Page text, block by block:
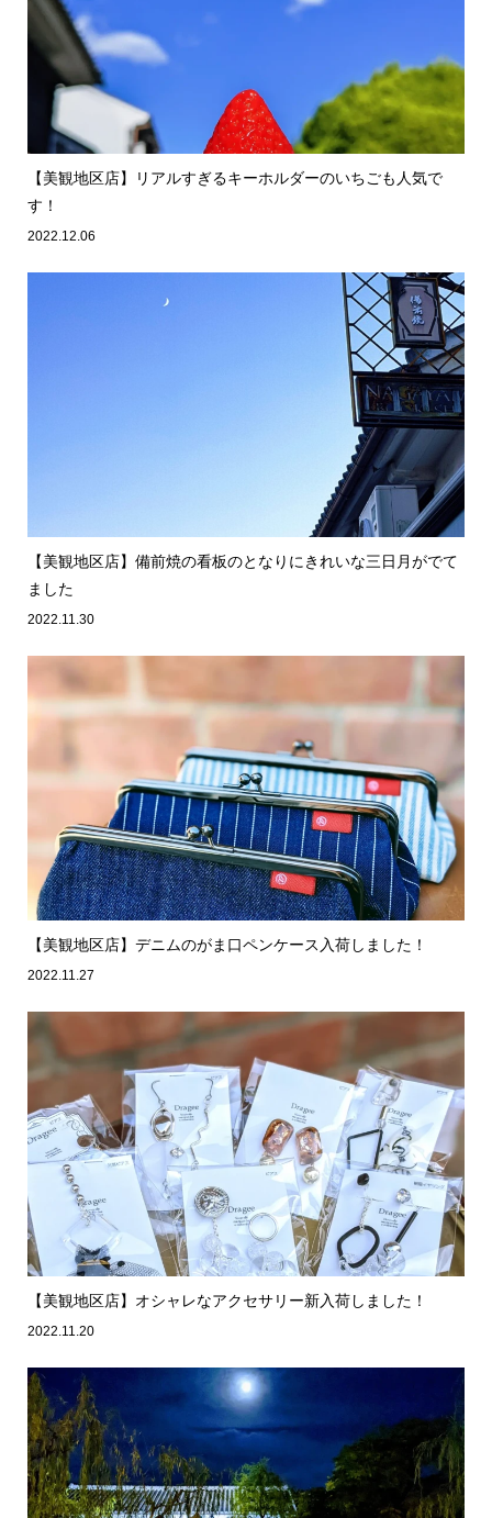
【美観地区店】リアルすぎるキーホルダーのいちごも人気で
す！
2022.12.06
【美観地区店】備前焼の看板のとなりにきれいな三日月がでて
ました
2022.11.30
【美観地区店】デニムのがま口ペンケース入荷しました！
2022.11.27
【美観地区店】オシャレなアクセサリー新入荷しました！
2022.11.20